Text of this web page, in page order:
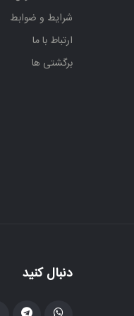
شرایط و ضوابط
ارتباط با ما
برگشتی ها
دنبال کنید